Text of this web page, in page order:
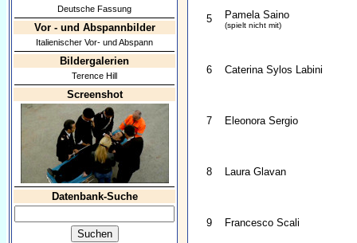
Deutsche Fassung
Vor - und Abspannbilder
Italienischer Vor- und Abspann
Bildergalerien
Terence Hill
Screenshot
Datenbank-Suche
5 Pamela Saino
(spielt nicht mit)
6 Caterina Sylos Labini
7 Eleonora Sergio
8 Laura Glavan
9 Francesco Scali